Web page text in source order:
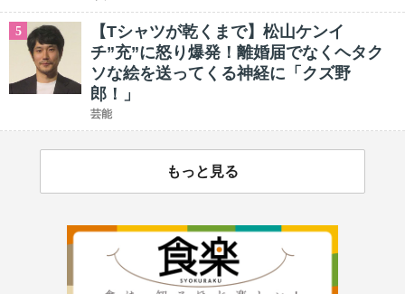
5
【Tシャツが乾くまで】松山ケンイ
チ”充”に怒り爆発！離婚届でなくヘタク
ソな絵を送ってくる神経に「クズ野
郎！」
芸能
もっと見る